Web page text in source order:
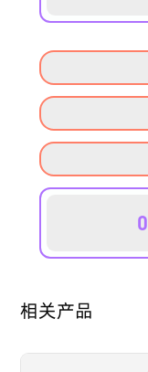
0
相关产品